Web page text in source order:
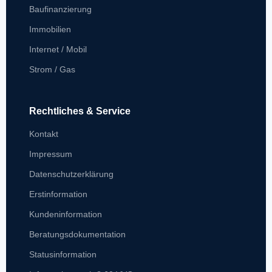
Baufinanzierung
Immobilien
Internet / Mobil
Strom / Gas
Rechtliches & Service
Kontakt
Impressum
Datenschutzerklärung
Erstinformation
Kundeninformation
Beratungsdokumentation
Statusinformation